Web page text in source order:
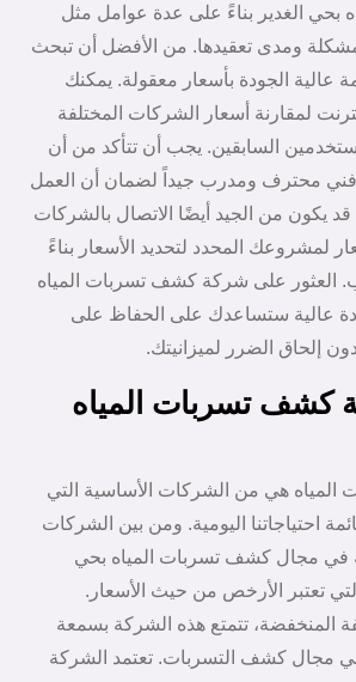
بحي الغدير بناءً على عدة عوامل مثل
ومدى تعقيدها. من الأفضل أن تبحث
الجودة بأسعار معقولة. يمكنك
لمقارنة أسعار الشركات المختلفة
السابقين. يجب أن تتأكد من أن
فني محترف ومدرب جيداً لضمان أن العمل
يكون من الجيد أيضًا الاتصال بالشركات
المحدد لتحديد الأسعار بناءً
العثور على شركة كشف تسربات المياه
عالية ستساعدك على الحفاظ على
إلحاق الضرر لميزانيتك.
كشف تسربات المياه
هي من الشركات الأساسية التي
احتياجاتنا اليومية. ومن بين الشركات
في مجال كشف تسربات المياه بحي
تعتبر الأرخص من حيث الأسعار.
المنخفضة، تتمتع هذه الشركة بسمعة
مجال كشف التسربات. تعتمد الشركة